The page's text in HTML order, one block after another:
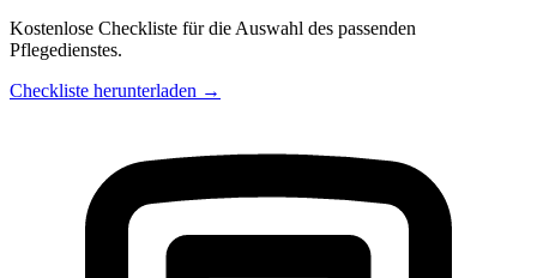
Kostenlose Checkliste für die Auswahl des passenden
Pflegedienstes.
Checkliste herunterladen →